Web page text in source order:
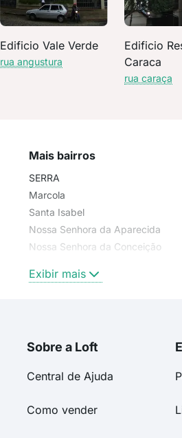
Edificio Vale Verde
rua angustura
Edificio
Caraca
rua caraça
Mais bairros
SERRA
Marcola
Santa Isabel
Nossa Senhora da Aparecida
Nossa Senhora da Conceição
Exibir mais
Sobre a Loft
Central de Ajuda
Como vender